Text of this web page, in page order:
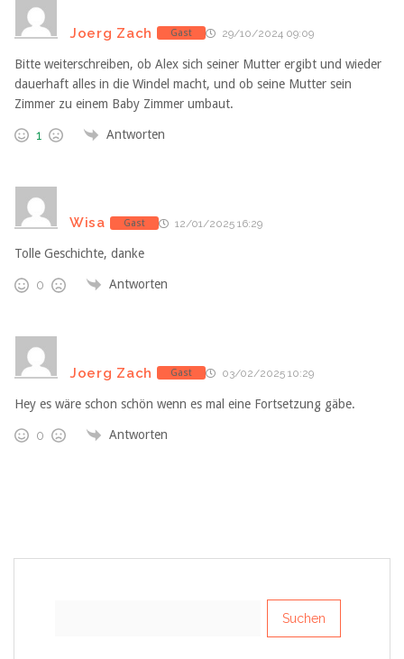
Joerg Zach Gast 29/10/2024 09:09
Bitte weiterschreiben, ob Alex sich seiner Mutter ergibt und wieder
dauerhaft alles in die Windel macht, und ob seine Mutter sein
Zimmer zu einem Baby Zimmer umbaut.
1 Antworten
Wisa Gast 12/01/2025 16:29
Tolle Geschichte, danke
0 Antworten
Joerg Zach Gast 03/02/2025 10:29
Hey es wäre schon schön wenn es mal eine Fortsetzung gäbe.
0 Antworten